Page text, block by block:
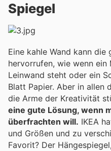
Spiegel
Eine kahle Wand kann die
hervorrufen, wie wenn
Leinwand steht oder ein
Blatt Papier. Aber in allen
die Arme der Kreativität
eine gute Lösung, wenn
überfrachten will. IKEA
und Größen und zu
Favorit? Der